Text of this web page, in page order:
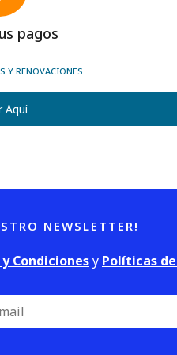
pagos
Y RENOVACIONES
Aquí
NEWSLETTER!
Condicionesy Políticas